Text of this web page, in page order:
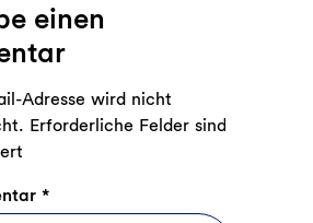
einen
Adresse wird nicht
Erforderliche Felder sind
*